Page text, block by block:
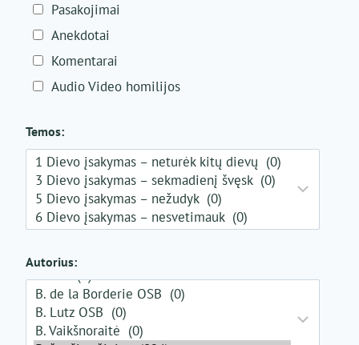
Pasakojimai
Anekdotai
Komentarai
Audio Video homilijos
Temos:
Autorius: